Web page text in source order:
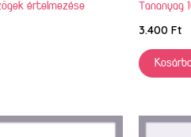
értelmezése Tananyag
3.400 Ft